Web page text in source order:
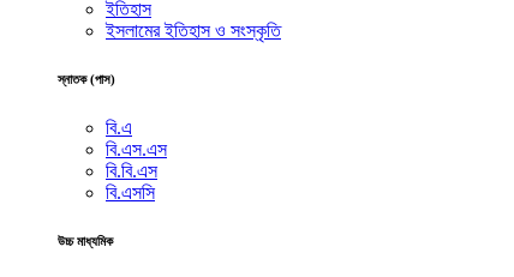
ইতিহাস
ইসলামের ইতিহাস ও সংস্কৃতি
স্নাতক (পাস)
বি.এ
বি.এস.এস
বি.বি.এস
বি.এসসি
উচ্চ মাধ্যমিক